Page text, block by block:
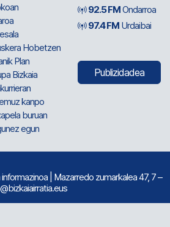
Hobetzen
Plan
Bizkaia
kanpo
buruan
egun
92.5 FMOndarroa
97.4 FM Urdaibai
Publizidadea
| Mazarredo zumarkalea 47, 7 –